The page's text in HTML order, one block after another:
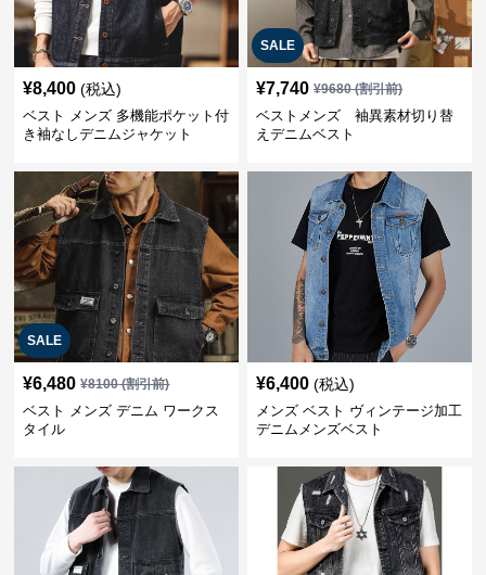
¥8,400 (税込)
ベスト メンズ 多機能ポケット付
き袖なしデニムジャケット
SALE
¥7,740 ¥9680(割引前)
ベストメンズ 袖異素材切り替
えデニムベスト
SALE
¥6,480 ¥8100(割引前)
ベスト メンズ デニム ワークス
タイル
¥6,400 (税込)
メンズ ベスト ヴィンテージ加工
デニムメンズベスト